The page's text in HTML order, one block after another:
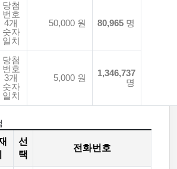
당첨
번호
4개
숫자
일치
50,000 원 80,965 명
당첨
번호
3개
숫자
일치
5,000 원
1,346,737
명
선
택
전화번호